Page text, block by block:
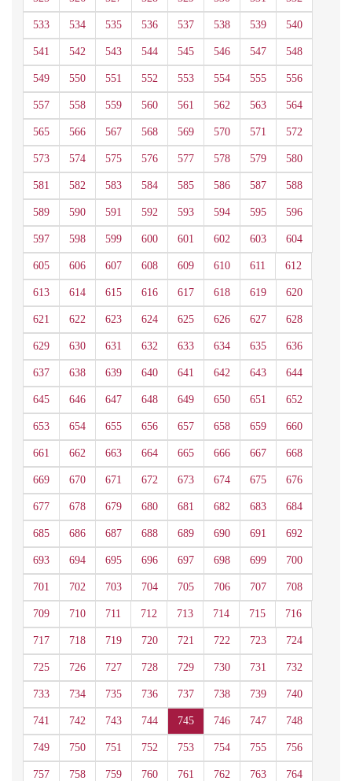
533 534 535 536 537 538 539 540
541 542 543 544 545 546 547 548
549 550 551 552 553 554 555 556
557 558 559 560 561 562 563 564
565 566 567 568 569 570 571 572
573 574 575 576 577 578 579 580
581 582 583 584 585 586 587 588
589 590 591 592 593 594 595 596
597 598 599 600 601 602 603 604
605 606 607 608 609 610 611 612
613 614 615 616 617 618 619 620
621 622 623 624 625 626 627 628
629 630 631 632 633 634 635 636
637 638 639 640 641 642 643 644
645 646 647 648 649 650 651 652
653 654 655 656 657 658 659 660
661 662 663 664 665 666 667 668
669 670 671 672 673 674 675 676
677 678 679 680 681 682 683 684
685 686 687 688 689 690 691 692
693 694 695 696 697 698 699 700
701 702 703 704 705 706 707 708
709 710 711 712 713 714 715 716
717 718 719 720 721 722 723 724
725 726 727 728 729 730 731 732
733 734 735 736 737 738 739 740
741 742 743 744 745 746 747 748
749 750 751 752 753 754 755 756
757 758 759 760 761 762 763 764